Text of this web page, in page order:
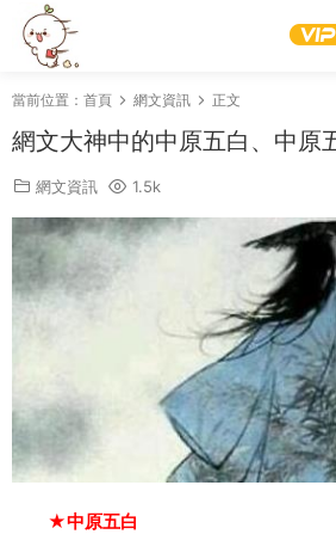
當前位置： 首頁 網文資訊 正文
網文大神中的中原五白、中原
網文資訊 1.5k
★中原五白